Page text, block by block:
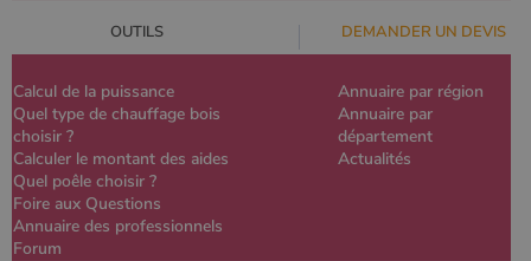
OUTILS DEMANDER UN DEVIS
Calcul de la puissance
Quel type de chauffage bois
choisir ?
Calculer le montant des aides
Quel poêle choisir ?
Foire aux Questions
Annuaire des professionnels
Forum
Annuaire par région
Annuaire par
département
Actualités